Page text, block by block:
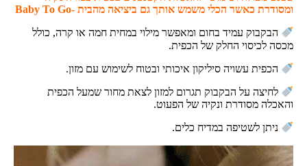
ומסודרת כאשר הכלי משמש אותך גם ביציאה מהבית -Baby To Go
הבקבוק עמיד בחום ומאפשר מילוי במחית חמה או קרה, כולל
מכסה לכיסוי החלק של הכפית.
הכפית עשויה סיליקון איכותי ובטוח לשימוש עם מזון.
לחיצה על הבקבוק תגרום למזון לצאת מחור שמעל הכפית
והאכלה מסודרת ונקיה של הפעוט.
ניתן לשטיפה במדיח כלים.